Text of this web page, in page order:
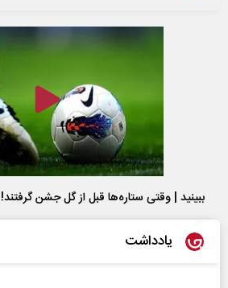
ببینید | وقتی ستاره‌ها قبل از گل جشن گرفتند!
یادداشت